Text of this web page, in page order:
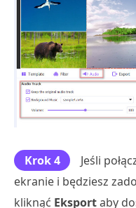
Krok 4
Jeśli
ekranie i będziesz
kliknąć Eksportaby